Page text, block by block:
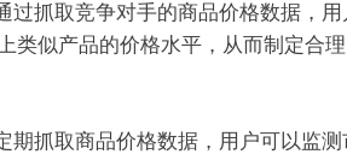
取竞争对手的商品价格数据，用
类似产品的价格水平，从而制定合
取商品价格数据，用户可以监测